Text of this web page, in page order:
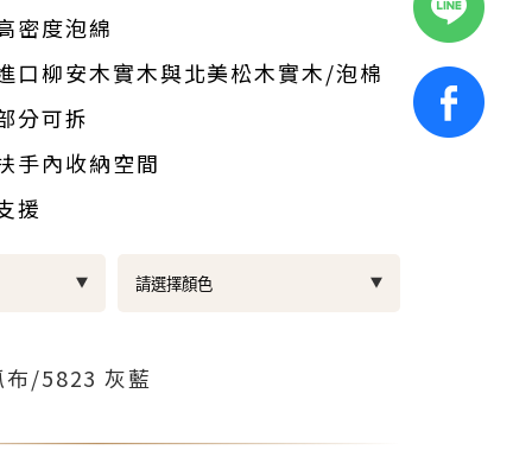
密度泡綿
口柳安木實木與北美松木實木/泡棉
分可拆
手內收納空間
援
布/5823 灰藍